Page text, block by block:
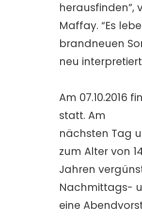
herausfinden”,
Maffay. “Es
brandneuen
neu
Am 07.10.2016
statt. Am
nächsten Tag
zum Alter von
Jahren
Nachmittags-
eine